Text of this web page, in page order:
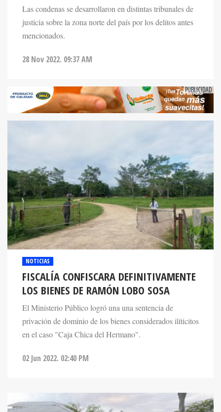
Las condenas se desarrollaron en distintas tribunales de
justicia sobre la zona norte del país por los delitos antes
mencionados.
28 Nov 2022. 09:37 AM
NOTICIAS
FISCALÍA CONFISCARA DEFINITIVAMENTE
LOS BIENES DE RAMÓN LOBO SOSA
El Ministerio Público logró una una sentencia de
privación de dominio de los bienes considerados ilíticitos
en el caso "Caja Chica del Hermano".